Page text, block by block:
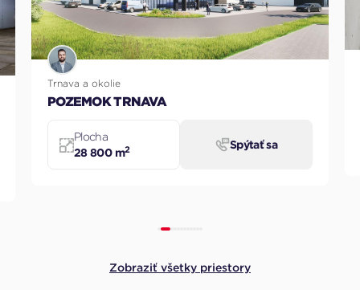
HALA ZAVAR
Zobraziť všetky priestory